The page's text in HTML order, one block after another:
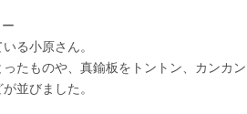
る小原さん。
たものや、真鍮板をトントン、カンカン
並びました。